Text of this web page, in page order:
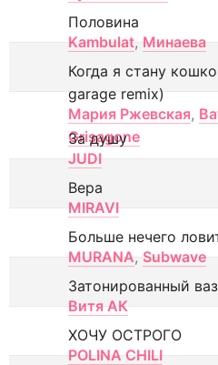
Половина
Kambulat, Минаева
Когда я стану
garage remix)
Мария Ржевская,
Grisagone
За душу
JUDI
Вера
MIRAVI
Больше нечего
MURANA, Subwave
Затонированный ваз
Витя АК
ХОЧУ ОСТРОГО
POLINA CHILI